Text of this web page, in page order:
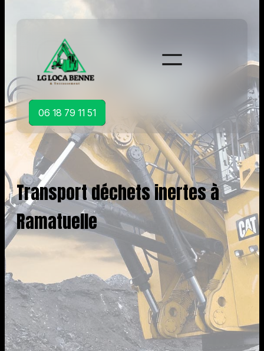
06 18 79 11 51
Transport déchets inertes à
Ramatuelle